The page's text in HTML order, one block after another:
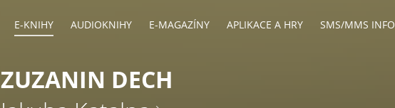
E-KNIHY AUDIOKNIHY E-MAGAZÍNY APLIKACE A HRY SMS/MMS INFO
ZUZANIN DECH